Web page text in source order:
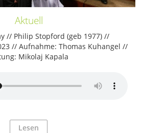
Aktuell
// Philip Stopford (geb 1977) //
// Aufnahme: Thomas Kuhangel //
Mikolaj Kapala
Lesen